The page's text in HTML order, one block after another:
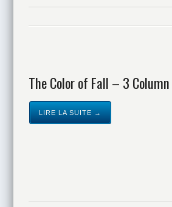
The Color of Fall – 3 Column
LIRE LA SUITE →